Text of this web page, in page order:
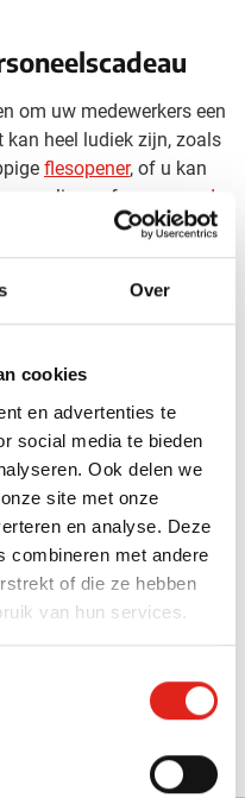
Over
cookies
en advertenties te
social media te bieden
Ook delen we
site met onze
en analyse. Deze
combineren met andere
of die ze hebben
van hun services.
om uw medewerkers een
kan heel ludiek zijn, zoals
flesopener, of u kan
pralines of
snoepgoed
kan u allemaal
is
absolute favoriet, maar
scoren altijd. Geen
gebruikt als de kledij
met uw naam of
werknemers maken
voor uw
bij het kiezen van het
contact